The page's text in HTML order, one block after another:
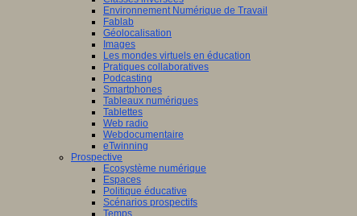
Environnement Numérique de Travail
Fablab
Géolocalisation
Images
Les mondes virtuels en éducation
Pratiques collaboratives
Podcasting
Smartphones
Tableaux numériques
Tablettes
Web radio
Webdocumentaire
eTwinning
Prospective
Ecosystème numérique
Espaces
Politique éducative
Scénarios prospectifs
Temps